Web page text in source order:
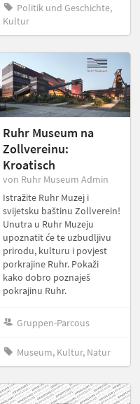
Politik und Geschichte,
Kultur
Ruhr Museum na
Zollvereinu:
Kroatisch
von Ruhr Museum Admin
Istražite Ruhr Muzej i
svijetsku baštinu Zollverein!
Unutra u Ruhr Muzeju
upoznatit će te uzbudljivu
prirodu, kulturu i povjest
porkrajine Ruhr. Pokaži
kako dobro poznaješ
pokrajinu Ruhr.
Gruppen-Parcous
Museum, Kultur, Natur